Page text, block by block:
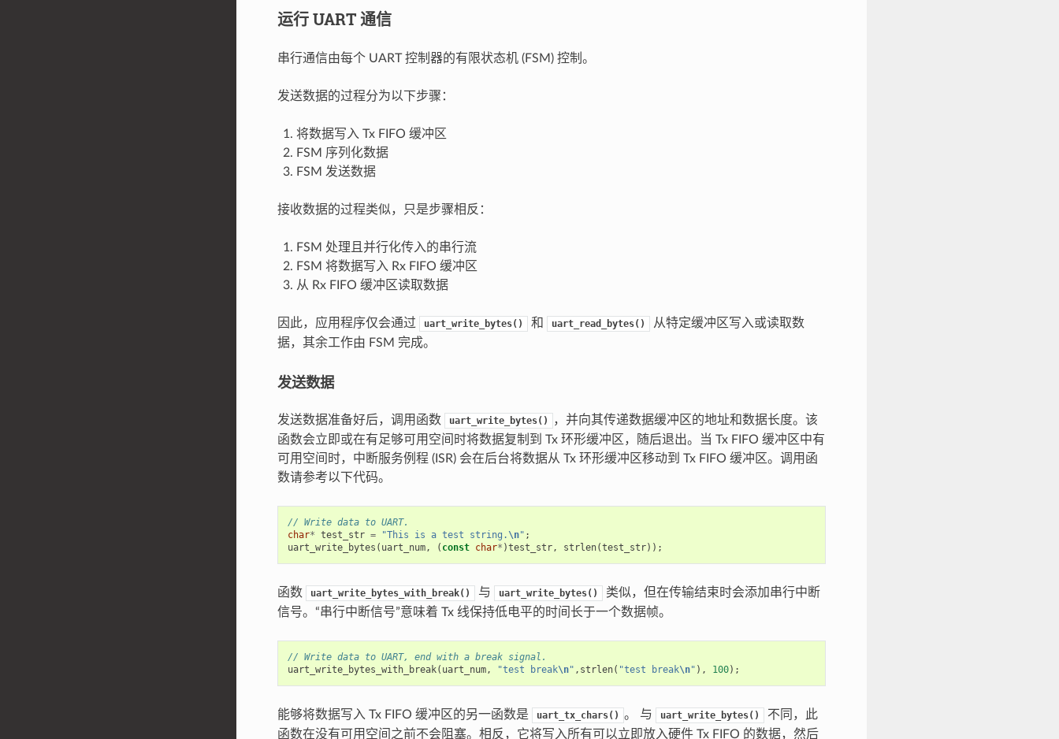
运行 UART 通信
串行通信由每个 UART 控制器的有限状态机 (FSM) 控制。
发送数据的过程分为以下步骤：
将数据写入 Tx FIFO 缓冲区
FSM 序列化数据
FSM 发送数据
接收数据的过程类似，只是步骤相反：
FSM 处理且并行化传入的串行流
FSM 将数据写入 Rx FIFO 缓冲区
从 Rx FIFO 缓冲区读取数据
因此，应用程序仅会通过 uart_write_bytes() 和 uart_read_bytes()
从特定缓冲区写入或读取数
据，其余工作由 FSM 完成。
发送数据
发送数据准备好后，调用函数 uart_write_bytes()
，并向其传递数据缓冲区的地址和数据长度。该
函数会立即或在有足够可用空间时将数据复制到 Tx 环形缓冲区，随后退出。当 Tx FIFO 缓冲区中有
可用空间时，中断服务例程 (ISR) 会在后台将数据从 Tx 环形缓冲区移动到 Tx FIFO 缓冲区。调用函
数请参考以下代码。
// Write data to UART.
char* test_str = "This is a test string. \n" ;
uart_write_bytes ( uart_num, ( const char* )test_str, strlen(test_str));
函数 uart_write_bytes_with_break() 与 uart_write_bytes()
类似，但在传输结束时会添加串行中断
信号。“串行中断信号”意味着 Tx 线保持低电平的时间长于一个数据帧。
// Write data to UART, end with a break signal.
uart_write_bytes_with_break( uart_num, "test break\n" , strlen( "test break\n" ), 100);
能够将数据写入 Tx FIFO 缓冲区的另一函数是 uart_tx_chars() 。 与 uart_write_bytes()
不同，此
函数在没有可用空间之前不会阻塞。相反，它将写入所有可以立即放入硬件 Tx FIFO 的数据，然后